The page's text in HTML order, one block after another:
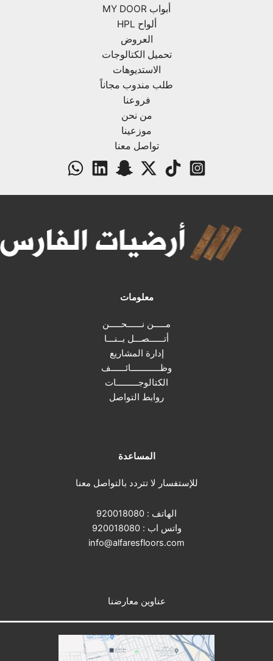
أبواب MY DOOR
ألواح HPL
العروض
تحميل الكتالوجات
الاستديوهات
طلب مندوب مجاناً
فروعنا
من نحن
موزعينا
تواصل معنا
معلومات
مـــــن نــــــحـــــن
أتــــــصـــل بــنـــا
إدارة المشاريع
وظــــــــــــائــــــف
الكتالوجـــــــــات
روابط التواصل
المساعدة
للإستفسار لا تتردد بالتواصل معنا
الهاتف : 920018080
واتس اب :920018080
info@alfaresfloors.com
عناوين معارضنا